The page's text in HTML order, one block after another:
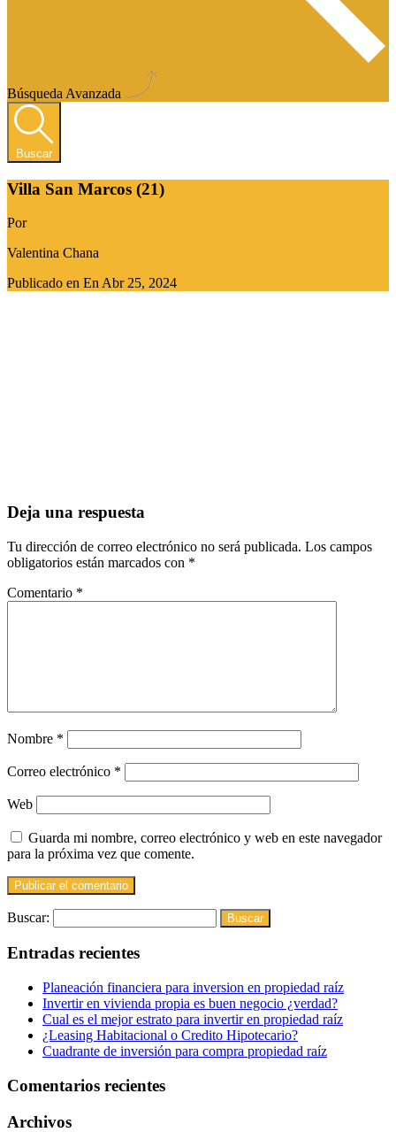
Búsqueda Avanzada
Buscar
Villa San Marcos (21)
Por
Valentina Chana
Publicado en En Abr 25, 2024
Deja una respuesta
Tu dirección de correo electrónico no será publicada. Los campos
obligatorios están marcados con *
Comentario *
Nombre *
Correo electrónico *
Web
Guarda mi nombre, correo electrónico y web en este navegador
para la próxima vez que comente.
Buscar:
Entradas recientes
Planeación financiera para inversion en propiedad raíz
Invertir en vivienda propia es buen negocio ¿verdad?
Cual es el mejor estrato para invertir en propiedad raíz
¿Leasing Habitacional o Credito Hipotecario?
Cuadrante de inversión para compra propiedad raíz
Comentarios recientes
Archivos